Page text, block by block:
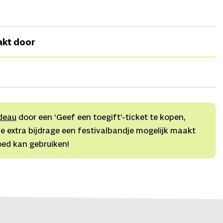
Laan,
KostuumsElian Smits,DecoradviesHester Jolink,
door
door een ‘Geef een toegift’-ticket te kopen,
extra bijdrage een festivalbandje mogelijk maakt
kan gebruiken!